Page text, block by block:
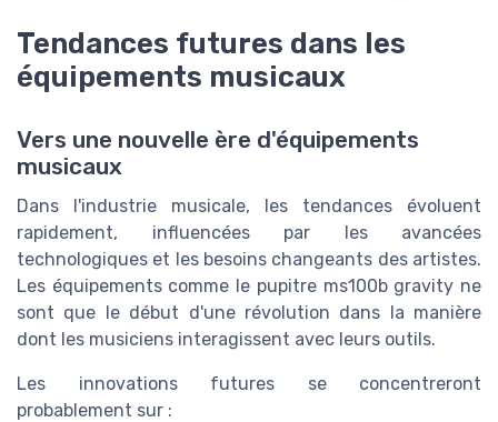
Tendances futures dans les
équipements musicaux
Vers une nouvelle ère d'équipements
musicaux
Dans l'industrie musicale, les tendances évoluent
rapidement, influencées par les avancées
technologiques et les besoins changeants des artistes.
Les équipements comme le pupitre ms100b gravity ne
sont que le début d'une révolution dans la manière
dont les musiciens interagissent avec leurs outils.
Les innovations futures se concentreront
probablement sur :